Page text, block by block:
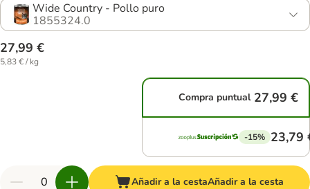
Wide Country - Pollo puro
1855324.0
27,99 €
5,83 € / kg
Compra puntual 27,99 €
-15% 23,79
Añadir a la cestaAñadir a la cesta